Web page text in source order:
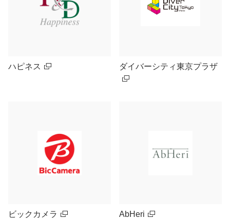
ハピネス ダイバーシティ東京プラザ
ビックカメラ AbHeri